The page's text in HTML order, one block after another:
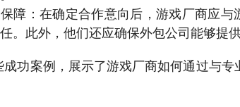
障：在确定合作意向后，游戏厂商应
。此外，他们还应确保外包公司能够提
成功案例，展示了游戏厂商如何通过与